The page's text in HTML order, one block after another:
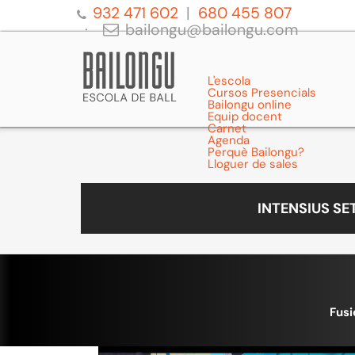
932 471 602
680 455 807
bailongu@bailongu.com
L'escola
Cursos Presencials
Bailongu online
Equip docent
Carnet
Agenda
Perquè Bailongu?
Lloguer de sales
INTENSIUS